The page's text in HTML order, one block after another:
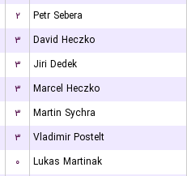
۲
Petr Sebera
۳
David Heczko
۳
Jiri Dedek
۳
Marcel Heczko
۳
Martin Sychra
۳
Vladimir Postelt
۰
Lukas Martinak